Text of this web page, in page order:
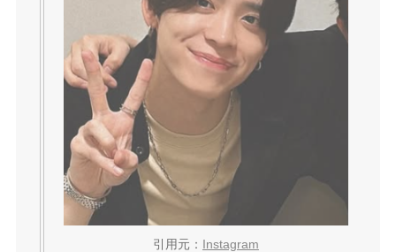
引用元： Instagram